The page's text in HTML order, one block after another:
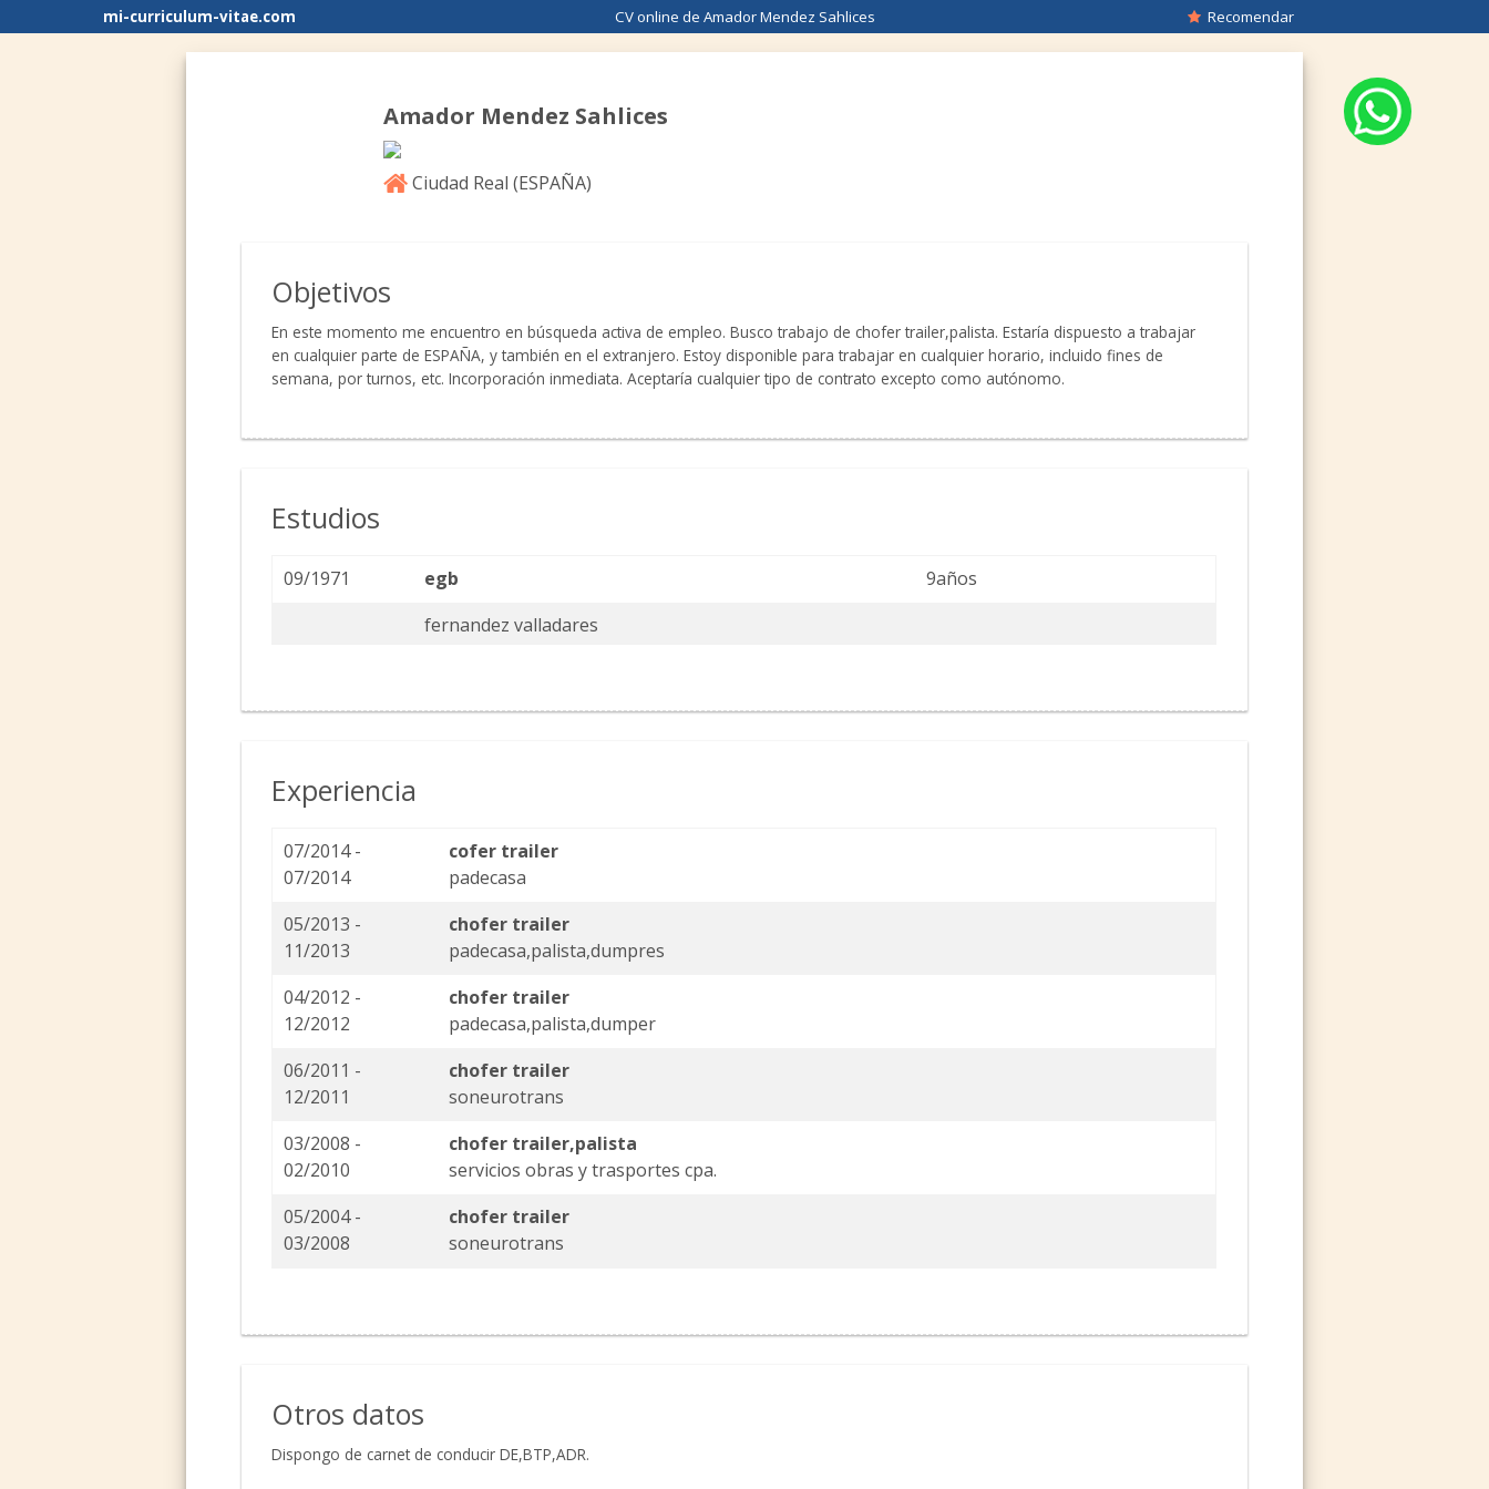
mi-curriculum-vitae.com CV online de Amador Mendez Sahlices Recomendar
Amador Mendez Sahlices
Ciudad Real (ESPAÑA)
Objetivos
En este momento me encuentro en búsqueda activa de empleo. Busco trabajo de chofer trailer,palista. Estaría dispuesto a trabajar
en cualquier parte de ESPAÑA, y también en el extranjero. Estoy disponible para trabajar en cualquier horario, incluido fines de
semana, por turnos, etc. Incorporación inmediata. Aceptaría cualquier tipo de contrato excepto como autónomo.
Estudios
09/1971 egb
9años
fernandez valladares
Experiencia
07/2014 -
07/2014
cofer trailer
padecasa
05/2013 -
11/2013
chofer trailer
padecasa,palista,dumpres
04/2012 -
12/2012
chofer trailer
padecasa,palista,dumper
06/2011 -
12/2011
chofer trailer
soneurotrans
03/2008 -
02/2010
chofer trailer,palista
servicios obras y trasportes cpa.
05/2004 -
03/2008
chofer trailer
soneurotrans
Otros datos
Dispongo de carnet de conducir DE,BTP,ADR.